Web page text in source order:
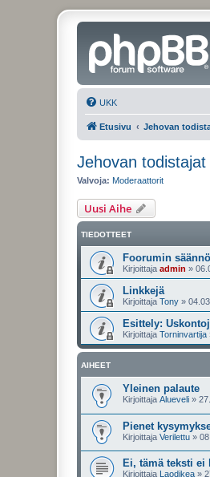
UKK
Etusivu Jehovan
Jehovan todistajat
Valvoja: Moderaattorit
Uusi Aihe
TIEDOTTEET
Foorumin
Kirjoittaja admin »
Linkkejä
Kirjoittaja Tony »
Esittely:
Kirjoittaja Torninvartija
AIHEET
Yleinen palaute
Kirjoittaja Alueveli »
Pienet
Kirjoittaja Verilettu »
Ei, tämä teksti ei
Kirjoittaja Laodikea »